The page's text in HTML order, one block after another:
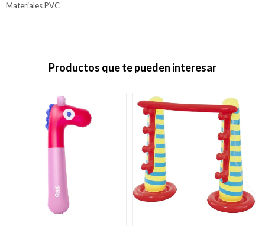
Materiales PVC
Productos que te pueden interesar